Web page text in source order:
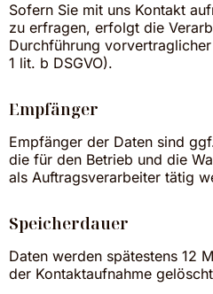
Sofern Sie mit uns Kontakt
zu erfragen, erfolgt die
Durchführung
1 lit. b DSGVO).
Empfänger
Empfänger der Daten sind
die für den Betrieb und die
als Auftragsverarbeiter tätig
Speicherdauer
Daten werden spätestens 12
der Kontaktaufnahme